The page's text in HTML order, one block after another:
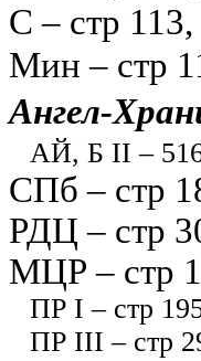
С – стр 113,
Мин – стр
Ангел-
АЙ, Б II –
СПб – стр
РДЦ – стр
МЦР – стр
ПР I – стр
ПР III – стр